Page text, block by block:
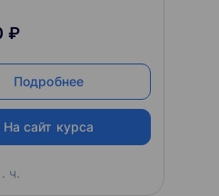
₽
Подробнее
На сайт курса
ч.